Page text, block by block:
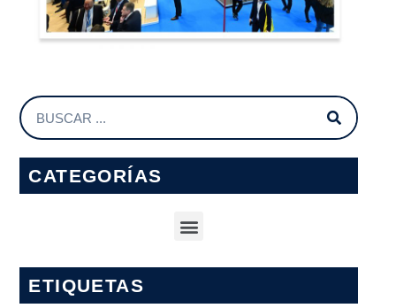
CATEGORÍAS
ETIQUETAS